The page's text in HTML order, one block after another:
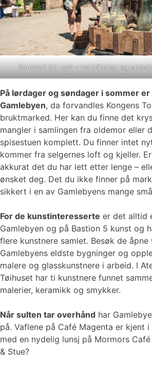
Gammelt blir nytt – retroflasker og
På lørdager og søndager i sommer
Gamlebyen, da forvandles Kongens
bruktmarked. Her kan du finne det
mangler i samlingen fra oldemor eller
spisestuen komplett. Du finner intet
kommer fra selgernes loft og kjeller.
akkurat det du har lett etter lenge –
ønsket deg. Det du ikke finner på
sikkert i en av Gamlebyens mange
For de kunstinteresserte er det alltid
Gamlebyen og på Bastion 5 kunst og
flere kunstnere samlet. Besøk de åpne
Gamlebyens eldste bygninger og
malere og glasskunstnere i arbeid. I
Tøihuset har ti kunstnere funnet
malerier, keramikk og smykker.
Når sulten tar overhånd har
på. Vaflene på Café Magenta er kjent
med en nydelig lunsj på Mormors
& Stue?